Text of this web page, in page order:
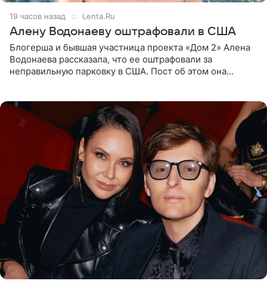
19 часов назад Lenta.Ru
Алену Водонаеву оштрафовали в США
Блогерша и бывшая участница проекта «Дом 2» Алена
Водонаева рассказала, что ее оштрафовали за
неправильную парковку в США. Пост об этом она